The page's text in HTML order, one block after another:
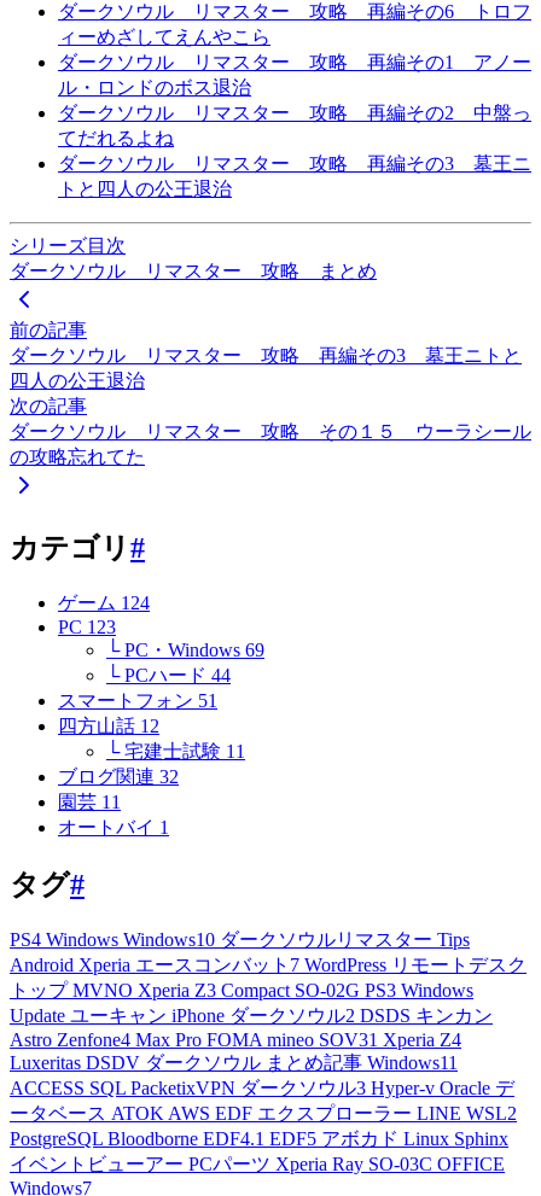
ダークソウル リマスター 攻略 再編その6 トロフ
ィーめざしてえんやこら
ダークソウル リマスター 攻略 再編その1 アノー
ル・ロンドのボス退治
ダークソウル リマスター 攻略 再編その2 中盤っ
てだれるよね
ダークソウル リマスター 攻略 再編その3 墓王ニ
トと四人の公王退治
シリーズ目次
ダークソウル リマスター 攻略 まとめ
前の記事
ダークソウル リマスター 攻略 再編その3 墓王ニトと
四人の公王退治
次の記事
ダークソウル リマスター 攻略 その１５ ウーラシール
の攻略忘れてた
カテゴリ #
ゲーム 124
PC 123
└ PC・Windows 69
└ PCハード 44
スマートフォン 51
四方山話 12
└ 宅建士試験 11
ブログ関連 32
園芸 11
オートバイ 1
タグ#
PS4 Windows Windows10 ダークソウルリマスター Tips
Android Xperia エースコンバット7 WordPress リモートデスク
トップMVNO Xperia Z3 Compact SO-02G PS3 Windows
Update ユーキャン iPhone ダークソウル2 DSDS キンカン
Astro Zenfone4 Max Pro FOMA mineo SOV31 Xperia Z4
Luxeritas DSDV ダークソウル まとめ記事 Windows11
ACCESS SQL PacketixVPN ダークソウル3 Hyper-v Oracle デ
ータベース ATOK AWS EDF エクスプローラー LINE WSL2
PostgreSQL Bloodborne EDF4.1 EDF5 アボカド Linux Sphinx
イベントビューアー PCパーツ Xperia Ray SO-03C OFFICE
Windows7